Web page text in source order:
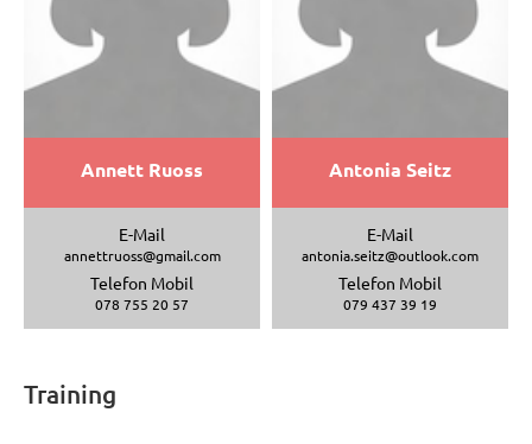
Annett Ruoss
E-Mail
annettruoss@gmail.com
Telefon Mobil
078 755 20 57
Antonia Seitz
E-Mail
antonia.seitz@outlook.com
Telefon Mobil
079 437 39 19
Training